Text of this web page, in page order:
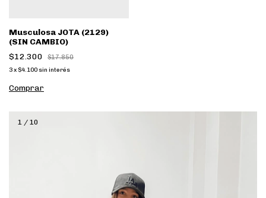
Musculosa JOTA (2129)
(SIN CAMBIO)
$12.300
$17.850
3x $4.100 sin interés
Comprar
1 / 10